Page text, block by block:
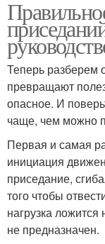
Теперь разберем
превращают
опасное. И
чаще, чем можно
Первая и самая
инициация
приседание,
того чтобы
нагрузка
не предназначен.